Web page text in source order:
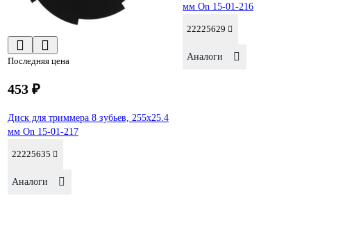
Последняя цена
453 ₽
Диск для триммера 8 зубьев, 255x25.4
мм On 15-01-217
22225635
Аналоги
мм On 15-01-216
22225629
Аналоги